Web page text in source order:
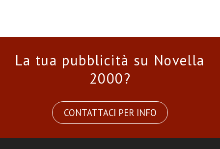
La tua pubblicità su Novella
2000?
CONTATTACI PER INFO